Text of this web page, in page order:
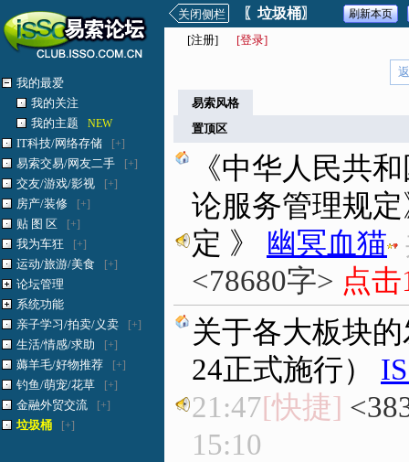
我的最爱
我的关注
我的主题
NEW
IT科技/网络存储 [+]
易索交易/网友二手 [+]
交友/游戏/影视 [+]
房产/装修 [+]
贴 图 区 [+]
我为车狂 [+]
运动/旅游/美食 [+]
论坛管理
系统功能
亲子学习/拍卖/义卖
[+]
生活/情感/求助 [+]
薅羊毛/好物推荐 [+]
钓鱼/萌宠/花草 [+]
金融外贸交流 [+]
垃圾桶 [+]
关闭侧栏 〖垃圾桶〗 刷新本页
[注册] [登录]
易索风格
置顶区
《中华人民共
论服务管理规
定 》
幽冥血猫
<78680字> 点击
关于各大板块
24正式施行）
21:47[快捷]
15:10